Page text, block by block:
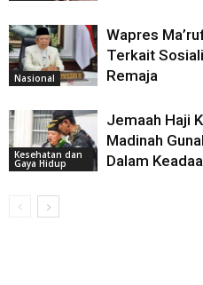
Nasional
Wapres
Terkait
Remaja
Kesehatan dan
Gaya Hidup
Jemaah Haji
Madinah
Dalam